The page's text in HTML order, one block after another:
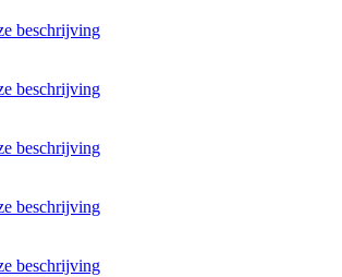
beschrijving
beschrijving
beschrijving
beschrijving
beschrijving